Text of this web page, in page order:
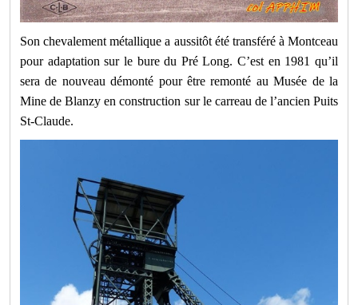
Son chevalement métallique a aussitôt été transféré à Montceau
pour adaptation sur le bure du Pré Long. C’est en 1981 qu’il
sera de nouveau démonté pour être remonté au Musée de la
Mine de Blanzy en construction sur le carreau de l’ancien Puits
St-Claude.